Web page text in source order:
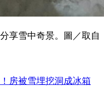
享雪中奇景。圖／取自
房被雪埋挖洞成冰箱